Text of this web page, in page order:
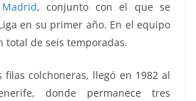
, conjunto con el que se
en su primer año. En el equipo
total de seis temporadas.
filas colchoneras, llegó en 1982 al
donde permanece tres